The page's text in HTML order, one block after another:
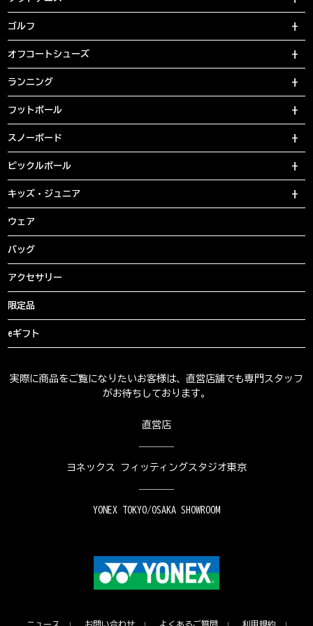
ゴルフ
オフコートシューズ
ランニング
フットボール
スノーボード
ピックルボール
キッズ・ジュニア
ウェア
バッグ
アクセサリー
限定品
eギフト
実際に商品をご覧になりたいお客様は、直営店舗でも専門スタッフ
がお待ちしております。
直営店
ヨネックス フィッティングスタジオ東京
YONEX TOKYO/OSAKA SHOWROOM
ニュース お問い合わせ よくあるご質問 利用規約